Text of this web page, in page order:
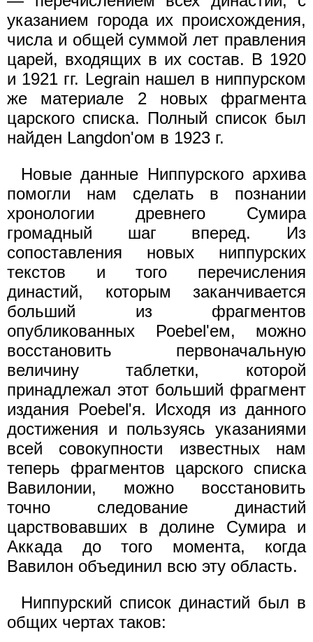
указанием города их происхождения,
числа и общей суммой лет правления
царей, входящих в их состав. В 1920
и 1921 гг. Legrain нашел в ниппурском
же материале 2 новых фрагмента
царского списка. Полный список был
найден Langdon'oм в 1923 г.
Новые данные Ниппурского архива
помогли нам сделать в познании
хронологии древнего Сумира
громадный шаг вперед. Из
сопоставления новых ниппурских
текстов и того перечисления
династий, которым заканчивается
больший из фрагментов
опубликованных Роеbel'ем, можно
восстановить первоначальную
величину таблетки, которой
принадлежал этот больший фрагмент
издания Роebel'я. Исходя из данного
достижения и пользуясь указаниями
всей совокупности известных нам
теперь фрагментов царского списка
Вавилонии, можно восстановить
точно следование династий
царствовавших в долине Сумира и
Аккада до того момента, когда
Вавилон объединил всю эту область.
Ниппурский список династий был в
общих чертах таков: